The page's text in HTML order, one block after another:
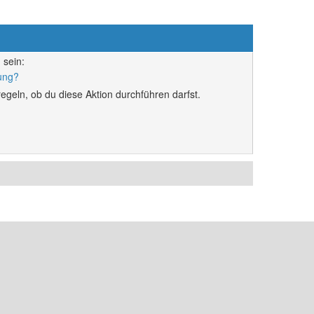
sein:
ob du diese Aktion durchführen darfst.